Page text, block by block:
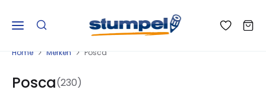
Home Merken Posca
Posca(230)